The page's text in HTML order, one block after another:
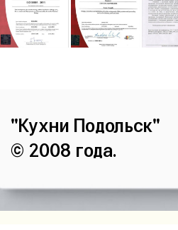
"Кухни Подольск"
© 2008 года.